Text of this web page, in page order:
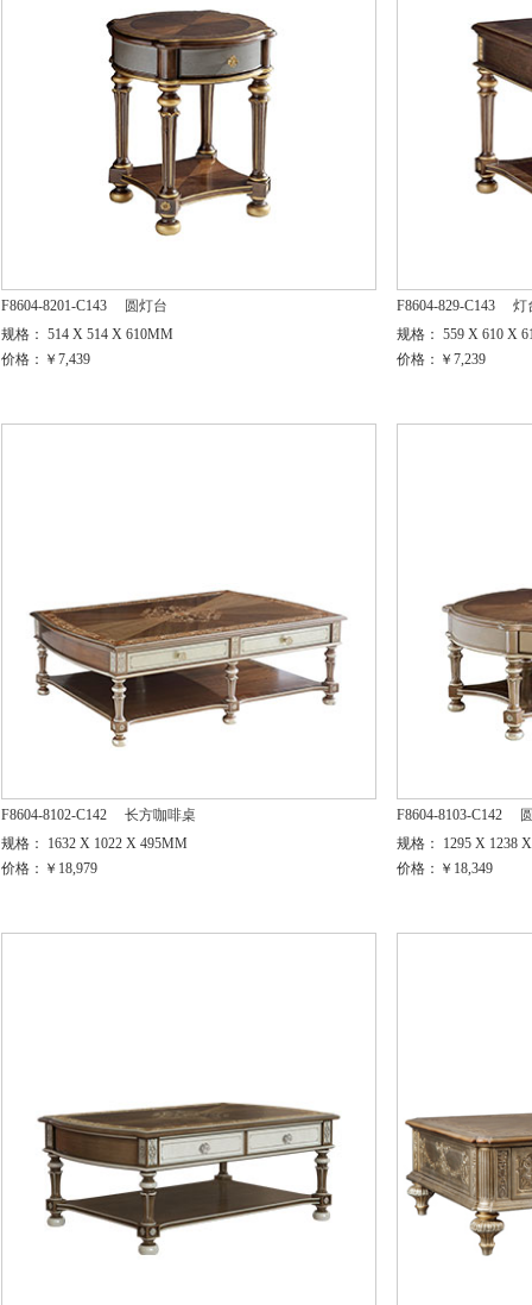
F8604-8201-C143
圆灯台
规格： 514 X 514 X 610MM
价格：￥7,439
F8604-829-C143
灯
规格： 559 X 610 X
价格：￥7,239
F8604-8102-C142
长方咖啡桌
规格： 1632 X 1022 X 495MM
价格：￥18,979
F8604-8103-C142
规格： 1295 X 1238
价格：￥18,349